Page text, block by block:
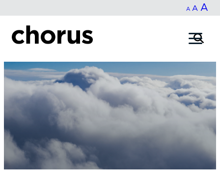
content
A Decrease
size.
A Reset
size.
A